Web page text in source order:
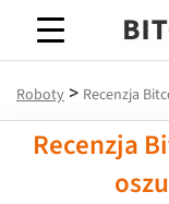
Roboty > Recenzja
Recenzja